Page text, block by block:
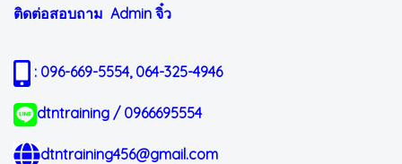
ติดต่อสอบถาม Admin จิ๋ว
: 096-669-5554, 064-325-4946
dtntraining / 0966695554
dtntraining456@gmail.com